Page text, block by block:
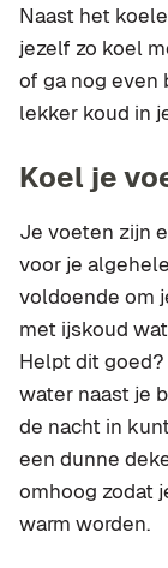
Naast het
jezelf zo koel
of ga nog even
lekker koud in
Koel je
Je voeten zijn
voor je
voldoende om
met ijskoud
Helpt dit
water naast je
de nacht in
een dunne
omhoog zodat
warm worden.